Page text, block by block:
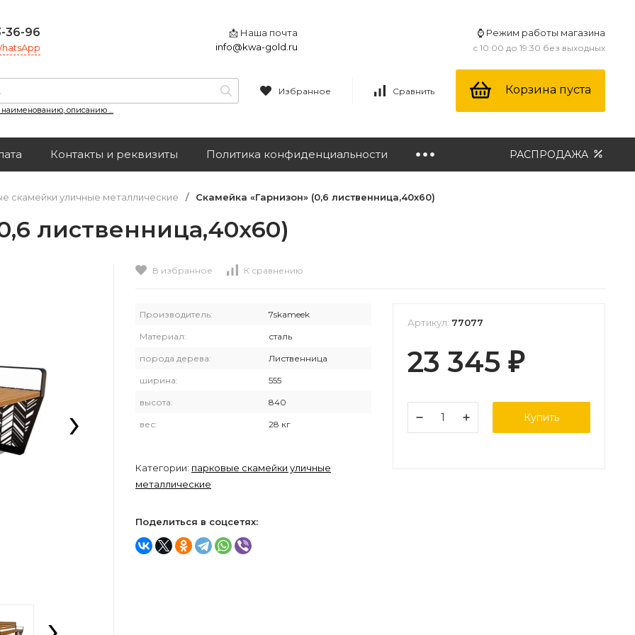
36-96
📩 Наша почта
info@kwa-gold.ru
⌚ Режим работы магазина
с 10:00 до 19:30 без выходных
наименованию, описанию ...
Избранное Сравнить Корзина пуста
Контакты и реквизиты Политика конфиденциальности РАСПРОДАЖА
скамейки уличные металлические / Скамейка «Гарнизон» (0,6 лиственница,40х60)
лиственница,40х60)
›
В избранное К сравнению
Производитель: 7skameek
Материал: сталь
порода дерева: Лиственница
ширина: 555
высота: 840
вес: 28 кг
Категории: парковые скамейки уличные
металлические
Поделиться в соцсетях:
Артикул: 77077
23 345 ₽
Купить